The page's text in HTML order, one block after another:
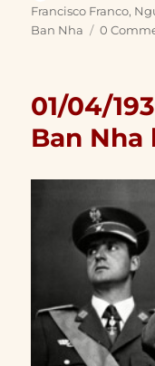
Francisco Franco,
Ban Nha
0
01/04/
Ban